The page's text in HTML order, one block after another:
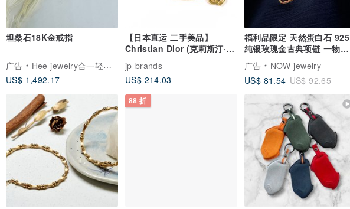
坦桑石18K金戒指
广告
Hee jewelry合一轻珠宝
US$ 1,492.17
【日本直运 二手美品】
Christian Dior (克莉斯汀·迪
古董饰品
jp-brands
US$ 214.03
福利品限定 天然蛋白石 925
纯银玫瑰金古典项链 一物一
途 礼物
广告
NOW jewelry
US$ 81.54 US$ 92.65
88 折